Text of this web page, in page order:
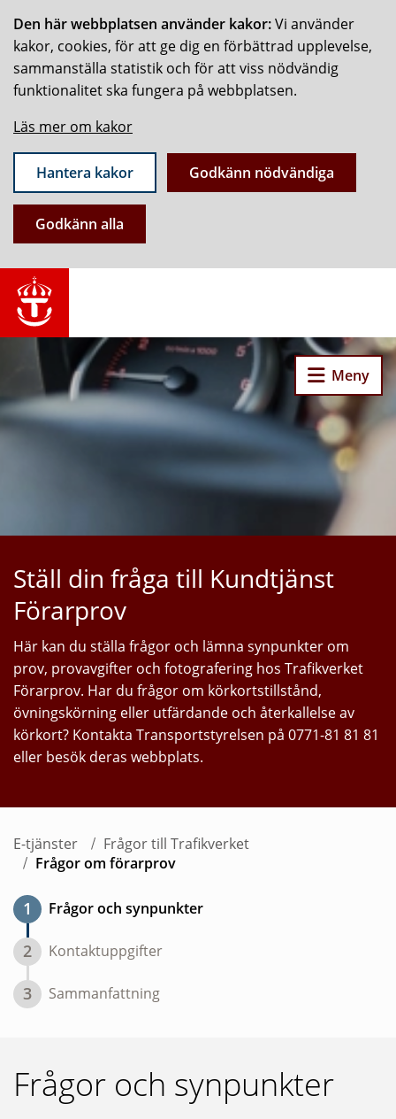
Den här webbplatsen använder kakor:Vi använder
kakor, cookies, för att ge dig en förbättrad upplevelse,
sammanställa statistik och för att viss nödvändig
funktionalitet ska fungera på webbplatsen.
Läs mer om kakor
Hantera kakor Godkänn nödvändiga
Godkänn alla
Meny
Ställ din fråga till Kundtjänst
Förarprov
Här kan du ställa frågor och lämna synpunkter om
prov, provavgifter och fotografering hos Trafikverket
Förarprov. Har du frågor om körkortstillstånd,
övningskörning eller utfärdande och återkallelse av
körkort? Kontakta Transportstyrelsen på 0771-81 81 81
eller besök deras webbplats.
E-tjänster
Frågor till Trafikverket
Frågor om förarprov
1 Frågor och synpunkter
2 Kontaktuppgifter
3 Sammanfattning
Frågor och synpunkter